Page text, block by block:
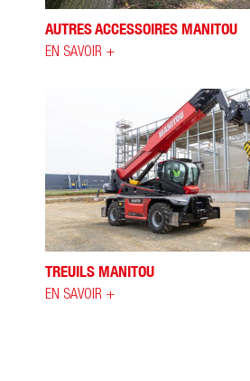
AUTRES ACCESSOIRES MANITOU
EN SAVOIR +
TREUILS MANITOU
EN SAVOIR +